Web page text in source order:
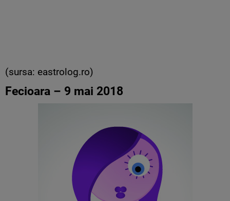
(sursa: eastrolog.ro)
Fecioara – 9 mai 2018